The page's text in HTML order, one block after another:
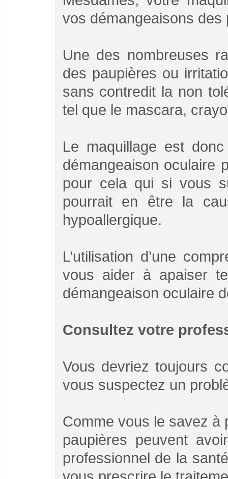
vos démangeaisons des
Une des nombreuses
des paupières ou
sans contredit la non
tel que le mascara,
Le maquillage est
démangeaison oculaire
pour cela qui si vous
pourrait en être la
hypoallergique.
L’utilisation d’une
vous aider à apaiser
démangeaison oculaire
Consultez votre
Vous devriez toujours
vous suspectez un
Comme vous le savez à
paupières peuvent
professionnel de la